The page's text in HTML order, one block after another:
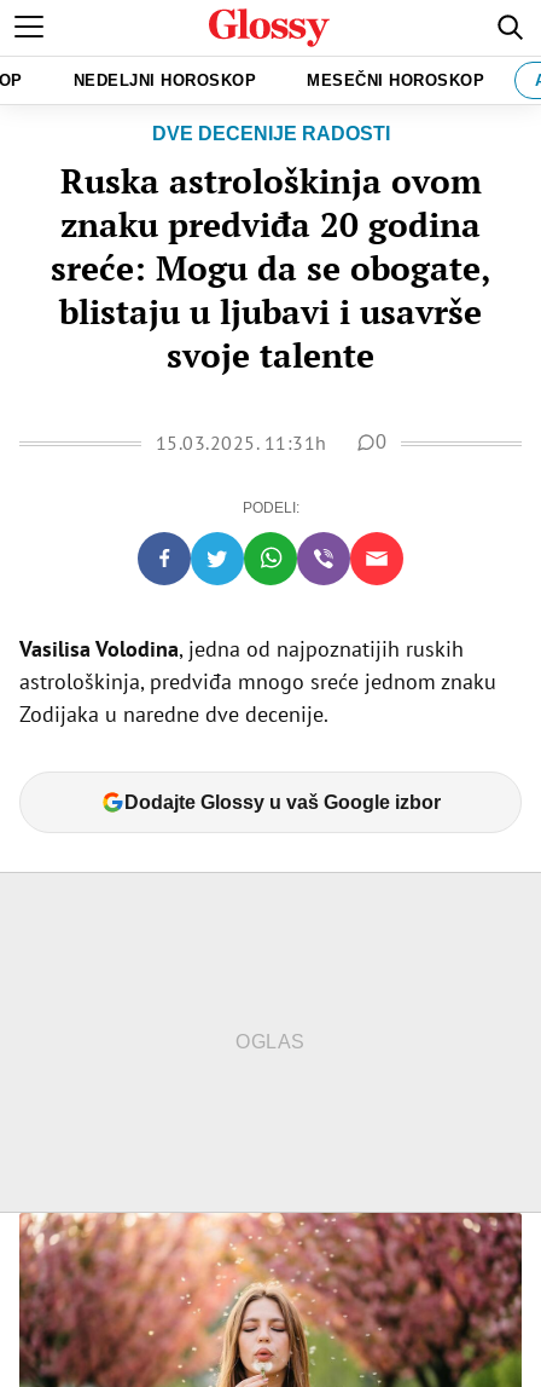
NEDELJNI HOROSKOP MESEČNI HOROSKOP
DVE DECENIJE RADOSTI
Ruska astrološkinja ovom
znaku predviđa 20 godina
sreće: Mogu da se obogate,
blistaju u ljubavi i usavrše
svoje talente
15.03.2025. 11:31h 0
PODELI:
Vasilisa Volodina, jedna od najpoznatijih ruskih
astrološkinja, predviđa mnogo sreće jednom znaku
Zodijaka u naredne dve decenije.
Dodajte Glossy u vaš Google izbor